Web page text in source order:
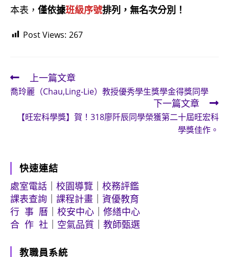
本表， 僅依據班級序號排列，無名次分別！
Post Views: 267
Read
more
articles
上一篇文章
喬玲麗（Chau,Ling-Lie）教授優秀學生獎學金得獎同學
下一篇文章
【旺宏科學獎】賀！318廖阡辰同學榮獲第二十屆旺宏科
學獎佳作。
快速連結
處室電話
校園導覽
校務評鑑
課表查詢
課程計畫
資優教育
行 事 曆
校安中心
修繕中心
合 作 社
空氣品質 教師甄選
教職員系統